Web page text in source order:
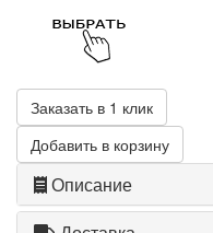
Заказать в 1 клик
Добавить в корзину
Описание